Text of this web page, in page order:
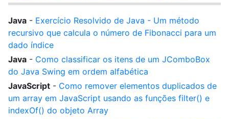
Java - Exercício Resolvido de Java - Um método
recursivo que calcula o número de Fibonacci para um
dado índice
Java - Como classificar os itens de um JComboBox
do Java Swing em ordem alfabética
JavaScript - Como remover elementos duplicados de
um array em JavaScript usando as funções filter() e
indexOf() do objeto Array